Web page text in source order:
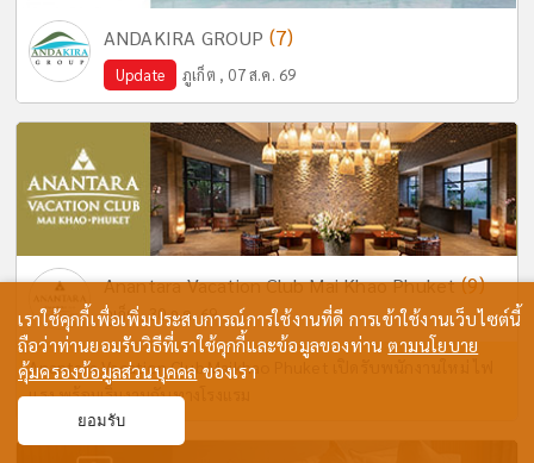
ANDAKIRA GROUP (7)
Update ภูเก็ต , 07 ส.ค. 69
Anantara Vacation Club Mai Khao Phuket(9)
ภูเก็ต , 30 ก.ค. 69
Anantara Vacation Club Maikhao Phuket เปิดรับพนักงานใหม่ ไฟ
แรง พร้อมเริ่มงานกับทางโรงแรม
เราใช้คุกกี้เพื่อเพิ่มประสบการณ์การใช้งานที่ดี การเข้าใช้งานเว็บไซต์นี้
ถือว่าท่านยอมรับวิธีที่เราใช้คุกกี้และข้อมูลของท่านตามนโยบาย
คุ้มครองข้อมูลส่วนบุคคล ของเรา
ยอมรับ